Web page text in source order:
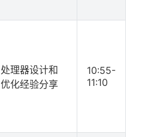
处理器设计和
优化经验分享
10:55-
11:10